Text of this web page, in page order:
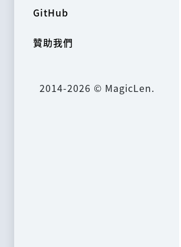
GitHub
贊助我們
2014-2026 © MagicLen.